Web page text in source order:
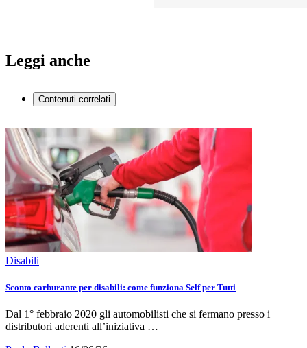
Leggi anche
Contenuti correlati
Disabili
Sconto carburante per disabili: come funziona Self per Tutti
Dal 1° febbraio 2020 gli automobilisti che si fermano presso i
distributori aderenti all’iniziativa …